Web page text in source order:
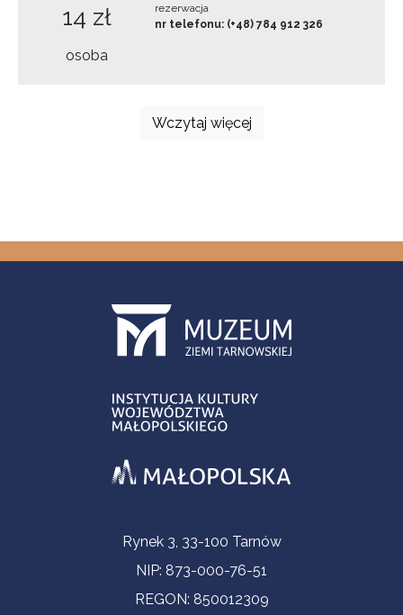
14 zł
osoba
rezerwacja
nr telefonu: (+48) 784 912 326
Wczytaj więcej
Informacje kontaktoweRynek 3, 33-100 Tarnów
NIP: 873-000-76-51
REGON: 850012309